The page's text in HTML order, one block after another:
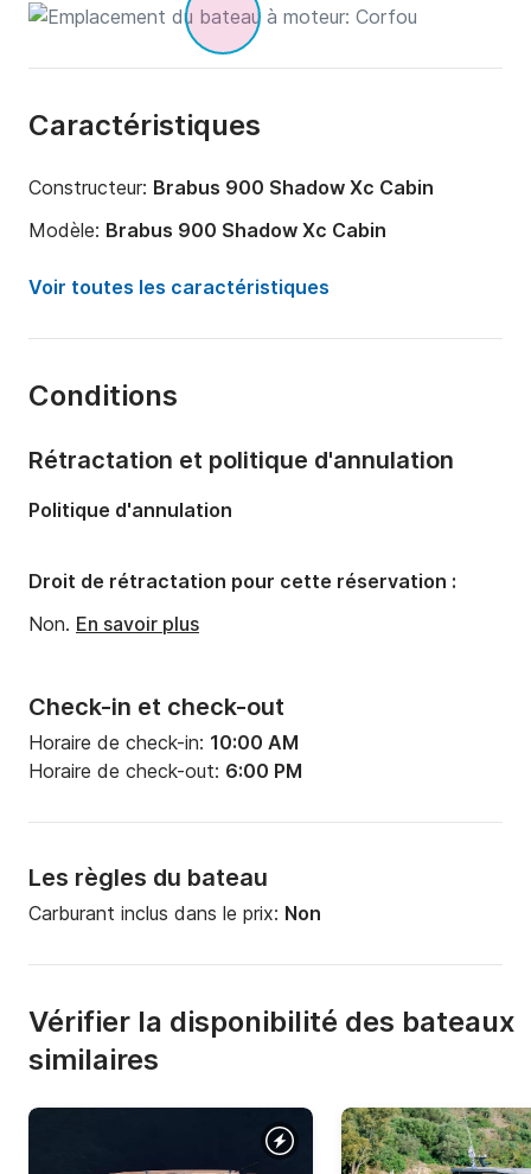
Caractéristiques
Constructeur: Brabus 900 Shadow Xc Cabin
Modèle: Brabus 900 Shadow Xc Cabin
Puissance moteur:
900cv
Capacité à bord:
Nombre de cabines:
Voir toutes les caractéristiques
Conditions
Check-in et check-out
Horaire de check-in: 10:00 AM
Horaire de check-out: 6:00 PM
Les règles du bateau
Carburant inclus dans le prix: Non
Rétractation et politique d'annulation
Politique d'annulation
Droit de rétractation pour cette réservation :
Non. En savoir plus
Vérifier la disponibilité des bateaux
similaires